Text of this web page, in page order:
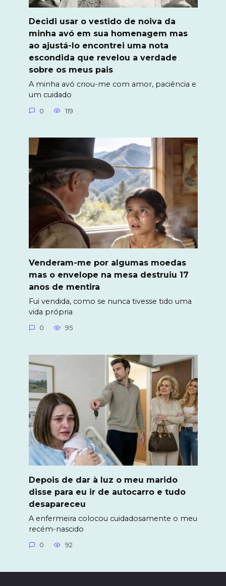
Decidi usar o vestido de noiva da
minha avó em sua homenagem mas
ao ajustá-lo encontrei uma nota
escondida que revelou a verdade
sobre os meus pais
A minha avó criou-me com amor, paciência e
um cuidado
0 119
Venderam-me por algumas moedas
mas o envelope na mesa destruiu 17
anos de mentira
Fui vendida, como se nunca tivesse tido uma
vida própria
0 95
Depois de dar à luz o meu marido
disse para eu ir de autocarro e tudo
desapareceu
A enfermeira colocou cuidadosamente o meu
recém-nascido
0 92